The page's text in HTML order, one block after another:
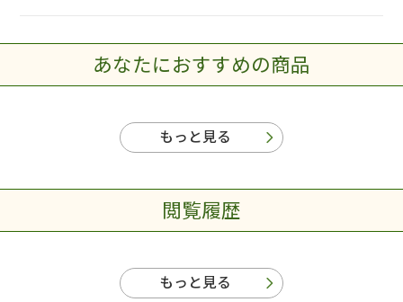
あなたにおすすめの商品
もっと見る
閲覧履歴
もっと見る